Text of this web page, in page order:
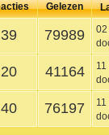
Gelezen
39 79989
02
20 41164
40 76197